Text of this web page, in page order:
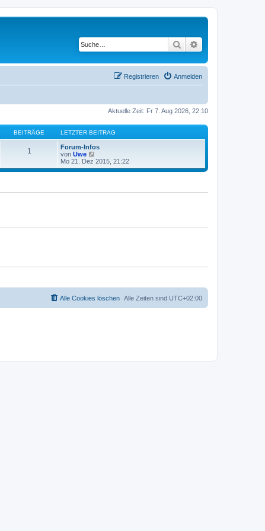
Suche
Anmelden
Registrieren
Aktuelle Zeit: Fr 7. Aug 2026, 22:10
BEITRÄGE LETZTER BEITRAG
1
Forum-Infos
von Uwe
e
u
Mo 21. Dez 2015, 21:22
Alle Zeiten sind UTC+02:00
Alle Cookies löschen